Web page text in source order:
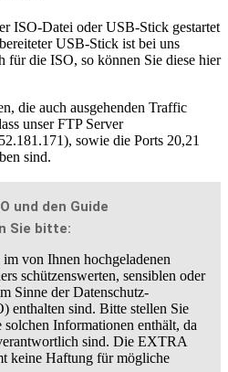
ISO-Datei oder USB-Stick gestartet
USB-Stick ist bei uns
für die ISO, so können Sie diese hier
die auch ausgehenden Traffic
unser FTP Server
sowie die Ports 20,21
sind.
und den Guide
Sie bitte:
von Ihnen hochgeladenen
schützenswerten, sensiblen oder
Sinne der Datenschutz-
enthalten sind. Bitte stellen Sie
solchen Informationen enthält, da
sind. Die EXTRA
keine Haftung für mögliche